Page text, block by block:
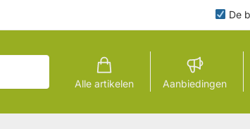
De
Alle artikelen Aanbiedingen